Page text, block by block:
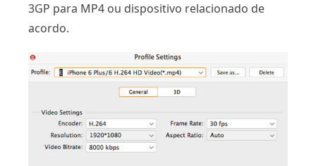
3GP para MP4 ou dispositivo relacionado de
acordo.